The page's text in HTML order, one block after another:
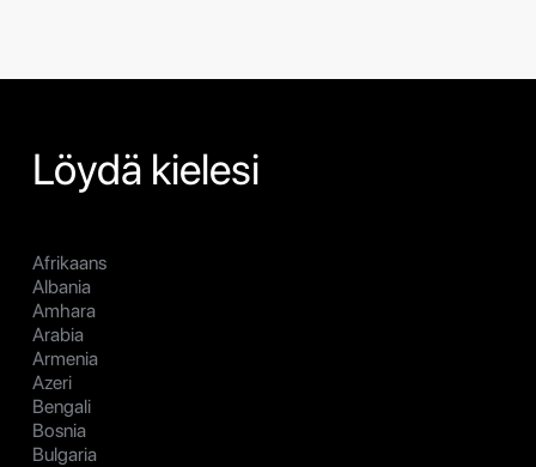
Löydä kielesi
Afrikaans
Albania
Amhara
Arabia
Armenia
Azeri
Bengali
Bosnia
Bulgaria